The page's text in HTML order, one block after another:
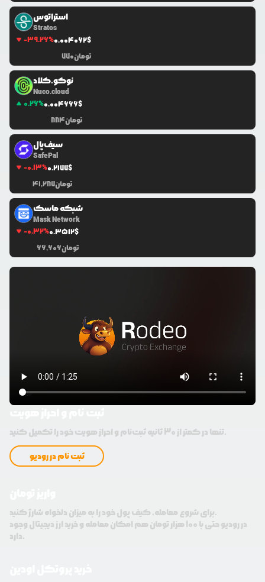
استراتوس
Stratos
-39.26%0.004062$
770تومان
نوکو.کلاد
Nuco.cloud
0.26%0.004666$
884تومان
سیف‌پال
SafePal
-0.13%0.2177$
41,287تومان
شبکه ماسک
Mask Network
-0.32%0.3512$
66,606تومان
تنها در کمتر از 30 ثانیه ثبت‌نام و احراز هویت خود را تکمیل کنید.
ثبت نام در رودیو
برای شروع معامله، کیف پول خود را به میزان دلخواه شارژ کنید.
در رودیو حتی با 100 هزار تومان هم امکان معامله و خرید ارز دیجیتال وجود
دارد.